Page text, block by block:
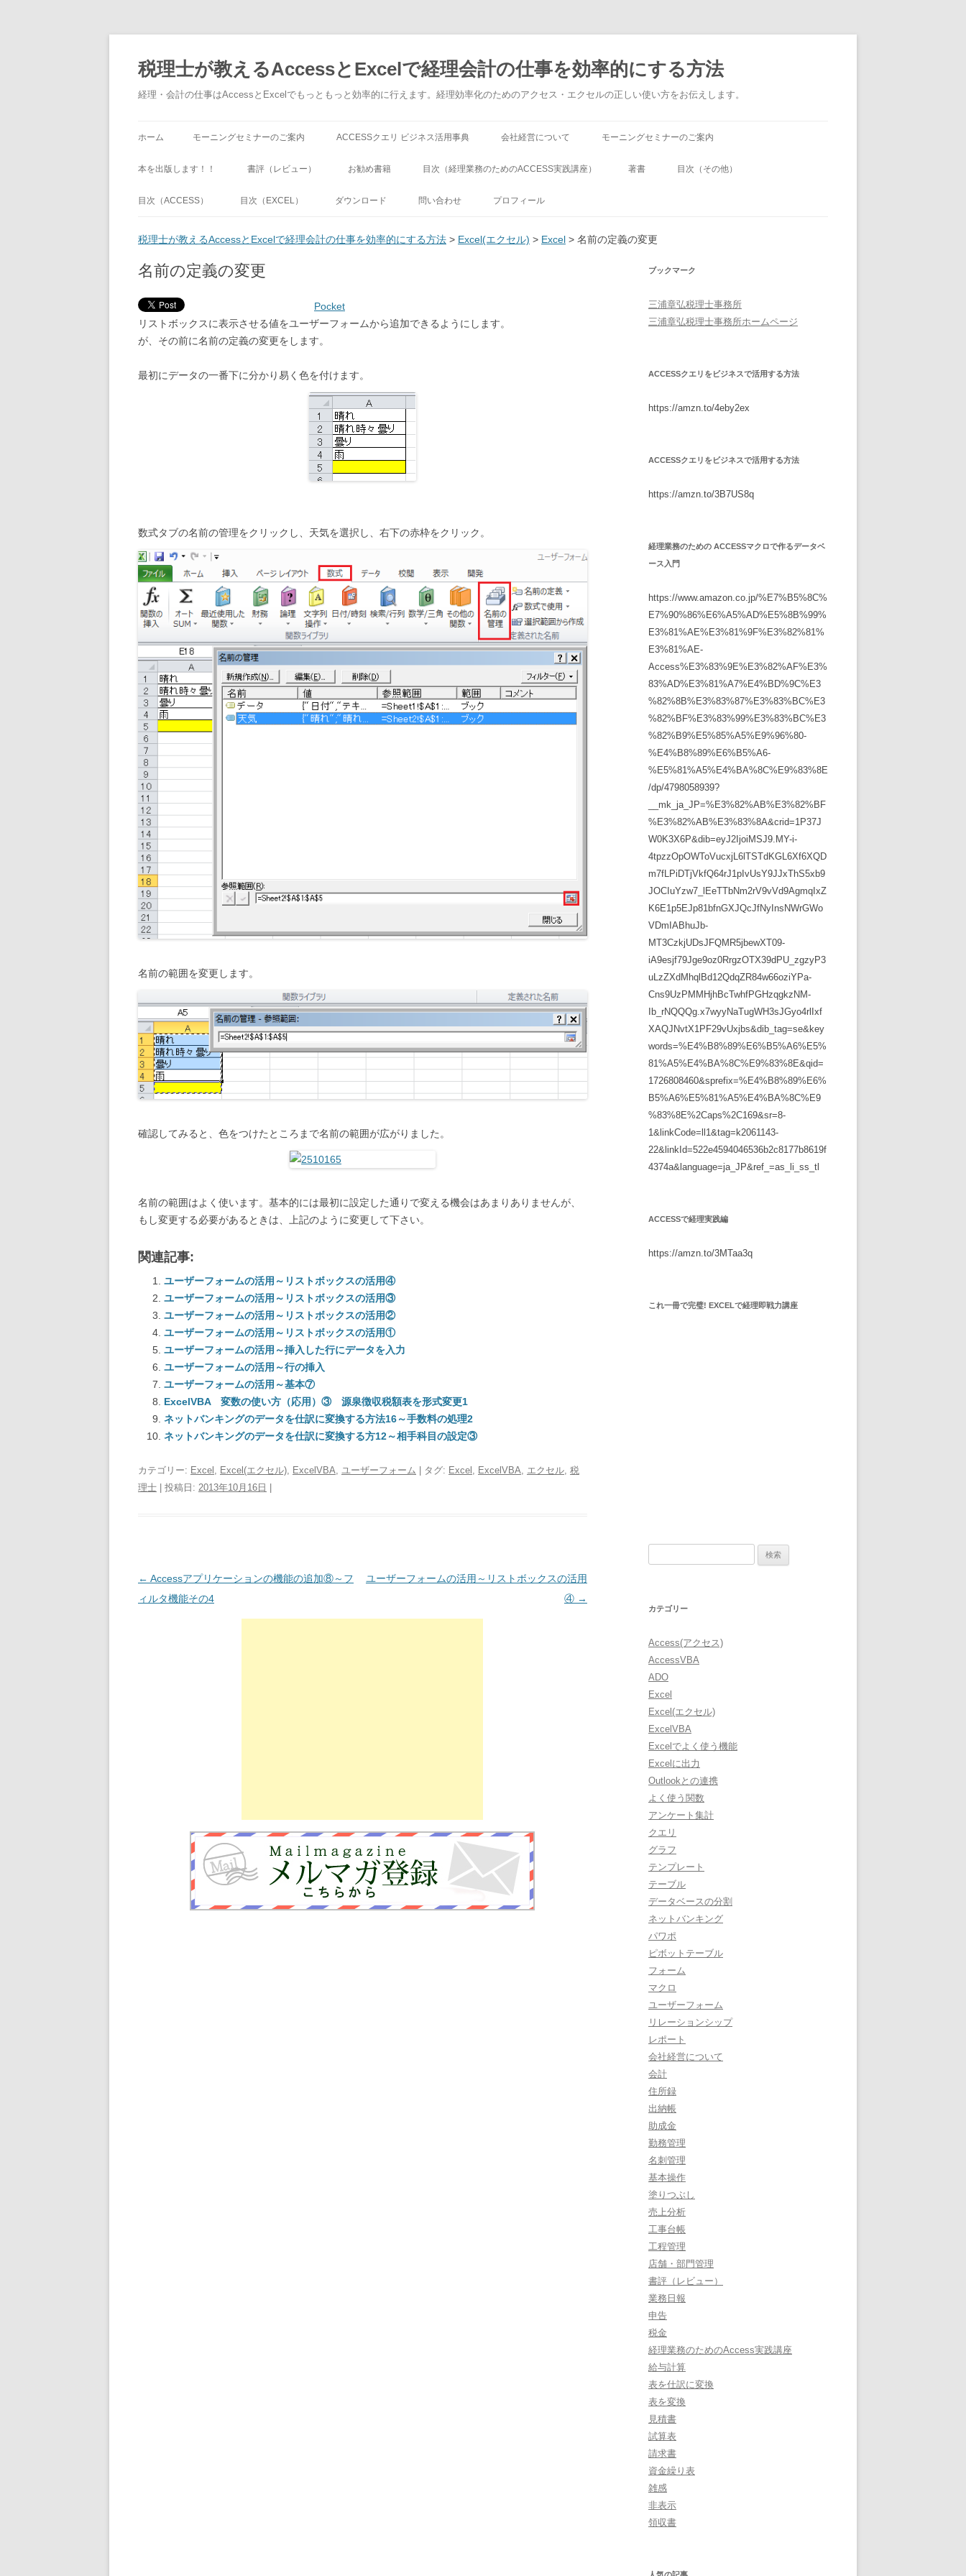
税理士が教えるAccessとExcelで経理会計の仕事を効率的にする方法
経理・会計の仕事はAccessとExcelでもっともっと効率的に行えます。経理効率化のためのアクセス・エクセルの正しい使い方をお伝えします。
ホーム モーニングセミナーのご案内 ACCESSクエリ ビジネス活用事典 会社経営について モーニングセミナーのご案内
本を出版します！！ 書評（レビュー） お勧め書籍 目次（経理業務のためのACCESS実践講座） 著書 目次（その他）
目次（ACCESS） 目次（EXCEL） ダウンロード 問い合わせ プロフィール
税理士が教えるAccessとExcelで経理会計の仕事を効率的にする方法 > Excel(エクセル) > Excel > 名前の定義の変更
名前の定義の変更
Pocket
リストボックスに表示させる値をユーザーフォームから追加できるようにします。
が、その前に名前の定義の変更をします。
最初にデータの一番下に分かり易く色を付けます。
数式タブの名前の管理をクリックし、天気を選択し、右下の赤枠をクリック。
名前の範囲を変更します。
確認してみると、色をつけたところまで名前の範囲が広がりました。
名前の範囲はよく使います。基本的には最初に設定した通りで変える機会はあまりありませんが、
もし変更する必要があるときは、上記のように変更して下さい。
関連記事:
ユーザーフォームの活用～リストボックスの活用④
ユーザーフォームの活用～リストボックスの活用③
ユーザーフォームの活用～リストボックスの活用②
ユーザーフォームの活用～リストボックスの活用①
ユーザーフォームの活用～挿入した行にデータを入力
ユーザーフォームの活用～行の挿入
ユーザーフォームの活用～基本⑦
ExcelVBA 変数の使い方（応用）③ 源泉徴収税額表を形式変更1
ネットバンキングのデータを仕訳に変換する方法16～手数料の処理2
ネットバンキングのデータを仕訳に変換する方12～相手科目の設定③
カテゴリー: Excel , Excel(エクセル), ExcelVBA, ユーザーフォーム | タグ: Excel , ExcelVBA, エクセル, 税
理士 | 投稿日: 2013年10月16日
投稿ナビゲーション
← Accessアプリケーションの機能の追加⑧～フ
ィルタ機能その4
ユーザーフォームの活用～リストボックスの活用
④ →
ブックマーク
三浦章弘税理士事務所
三浦章弘税理士事務所ホームページ
ACCESSクエリをビジネスで活用する方法
https://amzn.to/4eby2ex
ACCESSクエリをビジネスで活用する方法
https://amzn.to/3B7US8q
経理業務のための ACCESSマクロで作るデータベ
ース入門
https://www.amazon.co.jp/%E7%B5%8C%
E7%90%86%E6%A5%AD%E5%8B%99%
E3%81%AE%E3%81%9F%E3%82%81%
E3%81%AE-
Access%E3%83%9E%E3%82%AF%E3%
83%AD%E3%81%A7%E4%BD%9C%E3
%82%8B%E3%83%87%E3%83%BC%E3
%82%BF%E3%83%99%E3%83%BC%E3
%82%B9%E5%85%A5%E9%96%80-
%E4%B8%89%E6%B5%A6-
%E5%81%A5%E4%BA%8C%E9%83%8E
/dp/4798058939?
__mk_ja_JP=%E3%82%AB%E3%82%BF
%E3%82%AB%E3%83%8A&crid=1P37J
W0K3X6P&dib=eyJ2IjoiMSJ9.MY-i-
4tpzzOpOWToVucxjL6lTSTdKGL6Xf6XQD
m7fLPiDTjVkfQ64rJ1pIvUsY9JJxThS5xb9
JOCIuYzw7_lEeTTbNm2rV9vVd9AgmqIxZ
K6E1p5EJp81bfnGXJQcJfNyInsNWrGWo
VDmIABhuJb-
MT3CzkjUDsJFQMR5jbewXT09-
iA9esjf79Jge9oz0RrgzOTX39dPU_zgzyP3
uLzZXdMhqlBd12QdqZR84w66oziYPa-
Cns9UzPMMHjhBcTwhfPGHzqgkzNM-
Ib_rNQQQg.x7wyyNaTugWH3sJGyo4rlIxf
XAQJNvtX1PF29vUxjbs&dib_tag=se&key
words=%E4%B8%89%E6%B5%A6%E5%
81%A5%E4%BA%8C%E9%83%8E&qid=
1726808460&sprefix=%E4%B8%89%E6%
B5%A6%E5%81%A5%E4%BA%8C%E9
%83%8E%2Caps%2C169&sr=8-
1&linkCode=ll1&tag=k2061143-
22&linkId=522e4594046536b2c8177b8619f
4374a&language=ja_JP&ref_=as_li_ss_tl
ACCESSで経理実践編
https://amzn.to/3MTaa3q
これ一冊で完璧! EXCELで経理即戦力講座
カテゴリー
Access(アクセス)
AccessVBA
ADO
Excel
Excel(エクセル)
ExcelVBA
Excelでよく使う機能
Excelに出力
Outlookとの連携
よく使う関数
アンケート集計
クエリ
グラフ
テンプレート
テーブル
データベースの分割
ネットバンキング
パワポ
ピボットテーブル
フォーム
マクロ
ユーザーフォーム
リレーションシップ
レポート
会社経営について
会計
住所録
出納帳
助成金
勤務管理
名刺管理
基本操作
塗りつぶし
売上分析
工事台帳
工程管理
店舗・部門管理
書評（レビュー）
業務日報
申告
税金
経理業務のためのAccess実践講座
給与計算
表を仕訳に変換
表を変換
見積書
試算表
請求書
資金繰り表
雑感
非表示
領収書